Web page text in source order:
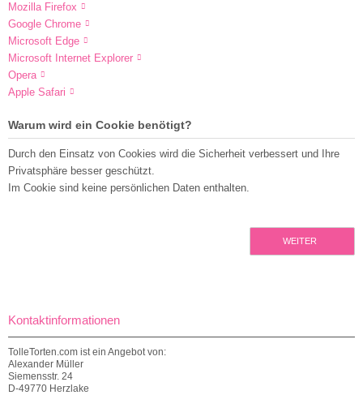
Mozilla Firefox
Google Chrome
Microsoft Edge
Microsoft Internet Explorer
Opera
Apple Safari
Warum wird ein Cookie benötigt?
Durch den Einsatz von Cookies wird die Sicherheit verbessert und Ihre
Privatsphäre besser geschützt.
Im Cookie sind keine persönlichen Daten enthalten.
WEITER
Kontaktinformationen
TolleTorten.com ist ein Angebot von:
Alexander Müller
Siemensstr. 24
D-49770 Herzlake